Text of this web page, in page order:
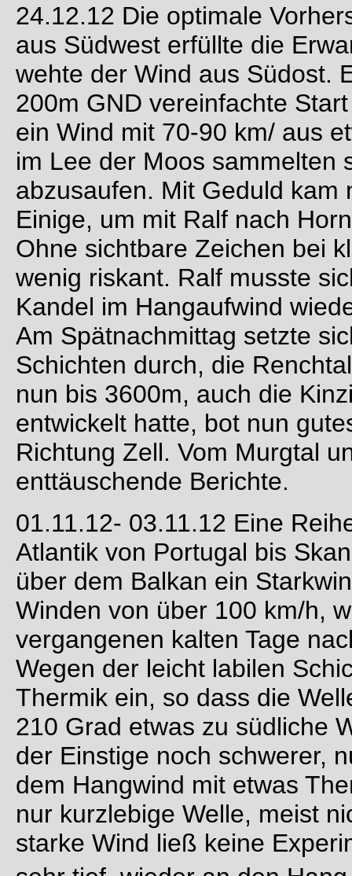
24.12.12 Die optimale
aus Südwest erfüllte die
wehte der Wind aus Südost.
200m GND vereinfachte
ein Wind mit 70-90 km/ aus
im Lee der Moos sammelten
abzusaufen. Mit Geduld
Einige, um mit Ralf nach
Ohne sichtbare Zeichen bei
wenig riskant. Ralf musste
Kandel im Hangaufwind
Am Spätnachmittag setzte
Schichten durch, die
nun bis 3600m, auch die
entwickelt hatte, bot nun
Richtung Zell. Vom Murgtal
enttäuschende Berichte.
01.11.12- 03.11.12 Eine
Atlantik von Portugal bis
über dem Balkan ein
Winden von über 100 km/h,
vergangenen kalten Tage
Wegen der leicht labilen
Thermik ein, so dass die
210 Grad etwas zu südliche
der Einstige noch schwerer,
dem Hangwind mit etwas
nur kurzlebige Welle, meist
starke Wind ließ keine